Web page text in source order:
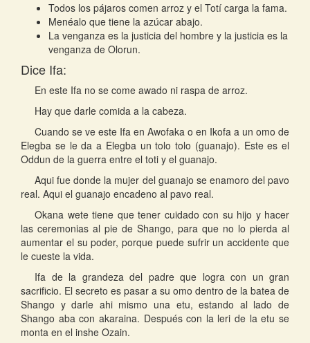
Todos los pájaros comen arroz y el Totí carga la fama.
Menéalo que tiene la azúcar abajo.
La venganza es la justicia del hombre y la justicia es la
venganza de Olorun.
Dice Ifa:
En este Ifa no se come awado ni raspa de arroz.
Hay que darle comida a la cabeza.
Cuando se ve este Ifa en Awofaka o en Ikofa a un omo de
Elegba se le da a Elegba un tolo tolo (guanajo). Este es el
Oddun de la guerra entre el toti y el guanajo.
Aqui fue donde la mujer del guanajo se enamoro del pavo
real. Aqui el guanajo encadeno al pavo real.
Okana wete tiene que tener cuidado con su hijo y hacer
las ceremonias al pie de Shango, para que no lo pierda al
aumentar el su poder, porque puede sufrir un accidente que
le cueste la vida.
Ifa de la grandeza del padre que logra con un gran
sacrificio. El secreto es pasar a su omo dentro de la batea de
Shango y darle ahi mismo una etu, estando al lado de
Shango aba con akaraina. Después con la leri de la etu se
monta en el inshe Ozain.